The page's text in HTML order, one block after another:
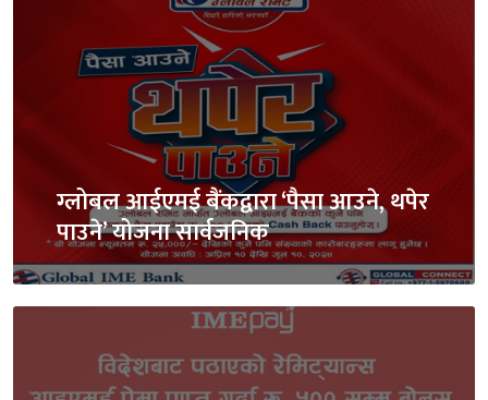
ग्लोबल आईएमई बैंकद्वारा ‘पैसा आउने, थपेर
पाउने’ योजना सार्वजनिक